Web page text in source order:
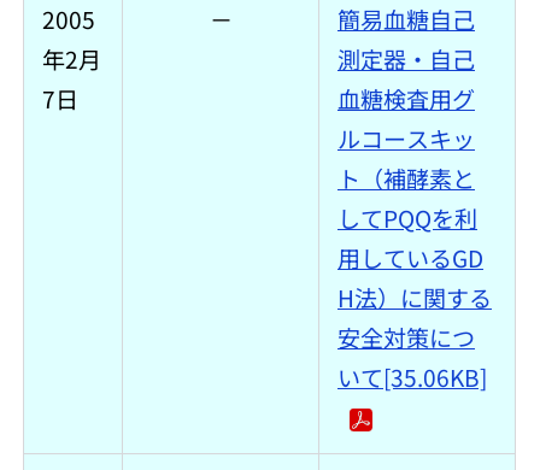
2005
年2月
7日
－
簡易血糖自己
測定器・自己
血糖検査用グ
ルコースキッ
ト（補酵素と
してPQQを利
用しているGD
H法）に関する
安全対策につ
いて[35.06KB]